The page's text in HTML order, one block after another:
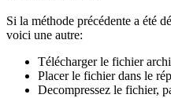
Si la méthode précédente a été
voici une autre:
Télécharger le fichier
Placer le fichier dans le
Decompressez le fichier,